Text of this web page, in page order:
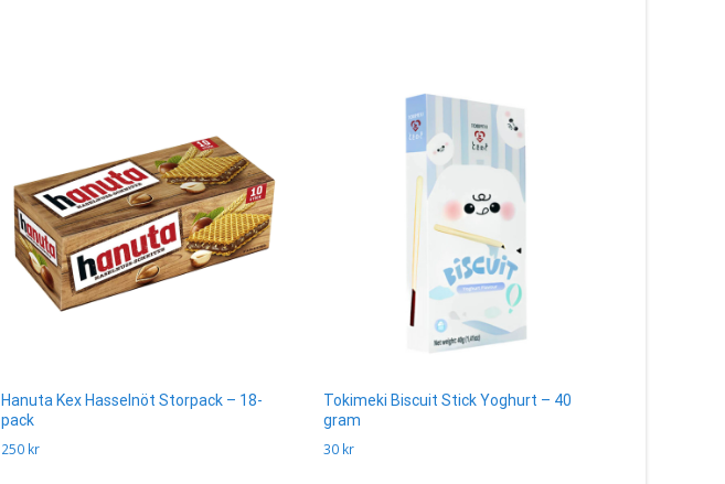
Hanuta Kex Hasselnöt Storpack – 18-
pack
250 kr
Tokimeki Biscuit Stick Yoghurt – 40
gram
30 kr